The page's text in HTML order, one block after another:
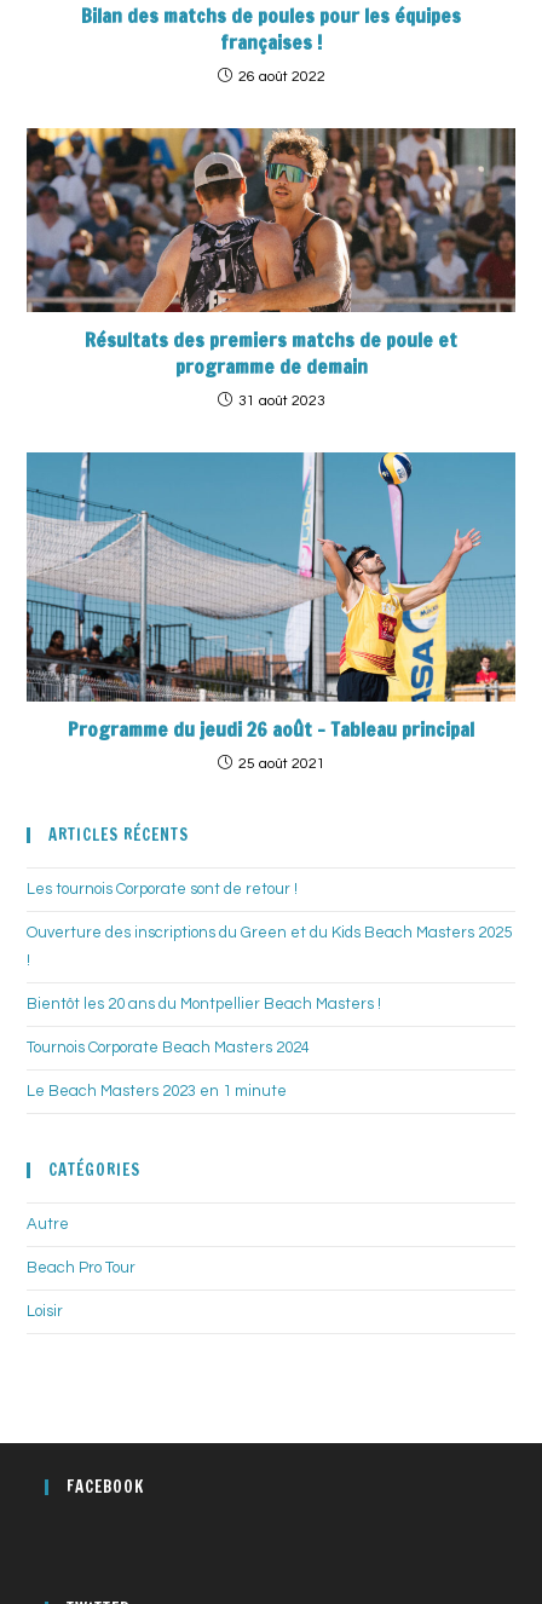
Bilan des matchs de poules pour les équipes
françaises !
26 août 2022
Résultats des premiers matchs de poule et
programme de demain
31 août 2023
Programme du jeudi 26 août – Tableau principal
25 août 2021
ARTICLES RÉCENTS
Les tournois Corporate sont de retour !
Ouverture des inscriptions du Green et du Kids Beach Masters 2025
!
Bientôt les 20 ans du Montpellier Beach Masters !
Tournois Corporate Beach Masters 2024
Le Beach Masters 2023 en 1 minute
CATÉGORIES
Autre
Beach Pro Tour
Loisir
FACEBOOK